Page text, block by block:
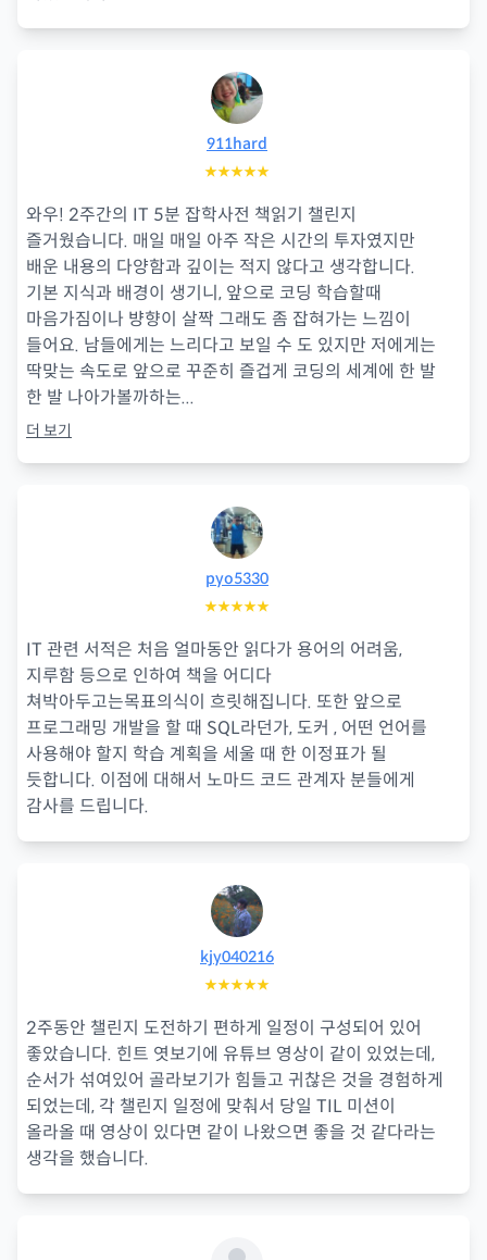
911hard
★★★★★
와우! 2주간의 IT 5분 잡학사전 책읽기 챌린지
즐거웠습니다. 매일 매일 아주 작은 시간의 투자였지만
배운 내용의 다양함과 깊이는 적지 않다고 생각합니다.
기본 지식과 배경이 생기니, 앞으로 코딩 학습할때
마음가짐이나 뱡향이 살짝 그래도 좀 잡혀가는 느낌이
들어요. 남들에게는 느리다고 보일 수 도 있지만 저에게는
딱맞는 속도로 앞으로 꾸준히 즐겁게 코딩의 세계에 한 발
한 발 나아가볼까하는...
더 보기
pyo5330
★★★★★
IT 관련 서적은 처음 얼마동안 읽다가 용어의 어려움,
지루함 등으로 인하여 책을 어디다
쳐박아두고는목표의식이 흐릿해집니다. 또한 앞으로
프로그래밍 개발을 할 때 SQL라던가, 도커 , 어떤 언어를
사용해야 할지 학습 계획을 세울 때 한 이정표가 될
듯합니다. 이점에 대해서 노마드 코드 관계자 분들에게
감사를 드립니다.
kjy040216
★★★★★
2주동안 챌린지 도전하기 편하게 일정이 구성되어 있어
좋았습니다. 힌트 엿보기에 유튜브 영상이 같이 있었는데,
순서가 섞여있어 골라보기가 힘들고 귀찮은 것을 경험하게
되었는데, 각 챌린지 일정에 맞춰서 당일 TIL 미션이
올라올 때 영상이 있다면 같이 나왔으면 좋을 것 같다라는
생각을 했습니다.